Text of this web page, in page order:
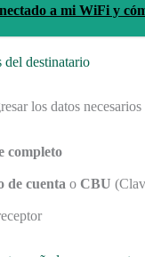
a mi WiFi y
del destinatario
los datos
completo
de cuenta o CBU